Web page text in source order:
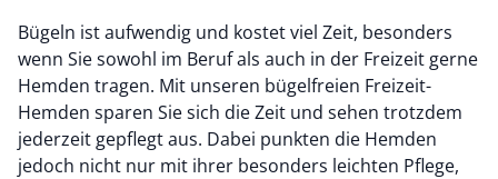
Bügeln ist aufwendig und kostet viel Zeit, besonders
wenn Sie sowohl im Beruf als auch in der Freizeit gerne
Hemden tragen. Mit unseren bügelfreien Freizeit-
Hemden sparen Sie sich die Zeit und sehen trotzdem
jederzeit gepflegt aus. Dabei punkten die Hemden
jedoch nicht nur mit ihrer besonders leichten Pflege,